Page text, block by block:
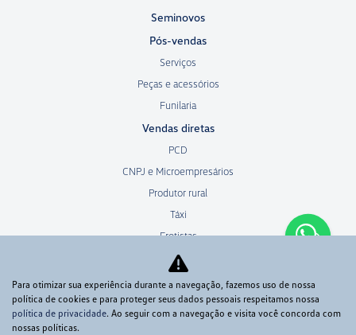
Seminovos
Pós-vendas
Serviços
Peças e acessórios
Funilaria
Vendas diretas
PCD
CNPJ e Microempresários
Produtor rural
Táxi
Frotistas
Autoescola
Governo
Consórcio
Para otimizar sua experiência durante a navegação, fazemos uso de nossa
política de cookies e para proteger seus dados pessoais respeitamos nossa
política de privacidade. Ao seguir com a navegação e visita você concorda com
nossas políticas.